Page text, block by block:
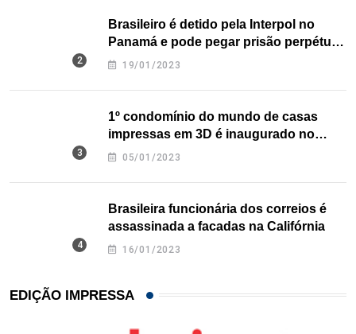
Brasileiro é detido pela Interpol no
Panamá e pode pegar prisão perpétua
nos EUA
19/01/2023
1º condomínio do mundo de casas
impressas em 3D é inaugurado no
Texas
05/01/2023
Brasileira funcionária dos correios é
assassinada a facadas na Califórnia
16/01/2023
EDIÇÃO IMPRESSA